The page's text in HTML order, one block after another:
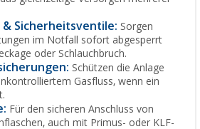
& Sicherheitsventile: Sorgen
im Notfall sofort abgesperrt
oder Schlauchbruch.
Schützen die Anlage
Gasfluss, wenn ein
Für den sicheren Anschluss von
auch mit Primus- oder KLF-